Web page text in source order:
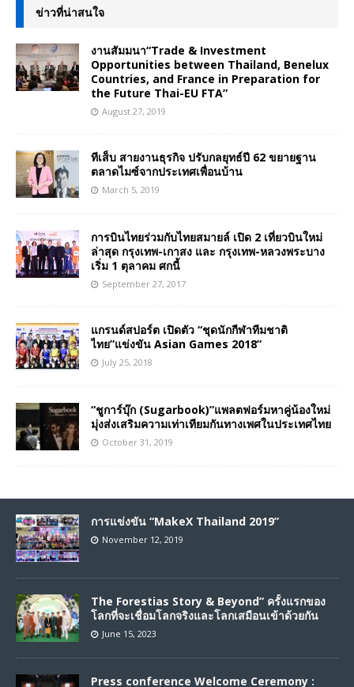
ข่าวที่น่าสนใจ
งานสัมมนา“Trade & Investment
Opportunities between Thailand, Benelux
Countries, and France in Preparation for
the Future Thai-EU FTA”
August 27, 2019
ทีเส็บ สายงานธุรกิจ ปรับกลยุทธ์ปี 62 ขยายฐาน
ตลาดไมซ์จากประเทศเพื่อนบ้าน
March 5, 2019
การบินไทยร่วมกับไทยสมายล์ เปิด 2 เที่ยวบินใหม่
ล่าสุด กรุงเทพ-เกาสง และ กรุงเทพ-หลวงพระบาง
เริ่ม 1 ตุลาคม ศกนี้
September 27, 2017
แกรนด์สปอร์ต เปิดตัว “ชุดนักกีฬาทีมชาติ
ไทย”แข่งขัน Asian Games 2018”
July 25, 2018
“ชูการ์บุ๊ก (Sugarbook)”แพลตฟอร์มหาคู่น้องใหม่
มุ่งส่งเสริมความเท่าเทียมกันทางเพศในประเทศไทย
October 31, 2019
การแข่งขัน “MakeX Thailand 2019”
November 12, 2019
The Forestias Story & Beyond” ครั้งแรกของ
โลกที่จะเชื่อมโลกจริงและโลกเสมือนเข้าด้วยกัน
June 15, 2023
Press conference Welcome Ceremony :